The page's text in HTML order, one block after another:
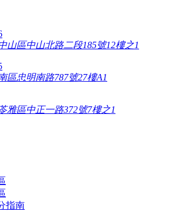
山區中山北路二段185號12樓之1
區忠明南路787號27樓A1
雅區中正一路372號7樓之1
指南